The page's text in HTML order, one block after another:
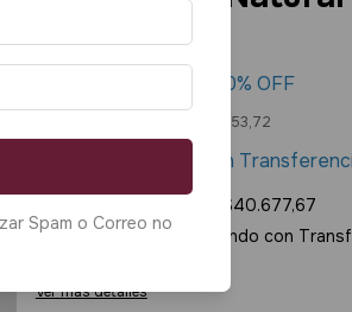
$152.542
$122.033 20% OFF
$100.853,72
con
$40.677,67
10% de descuento
pagando con
Ver más detalles
Spam o Correo no